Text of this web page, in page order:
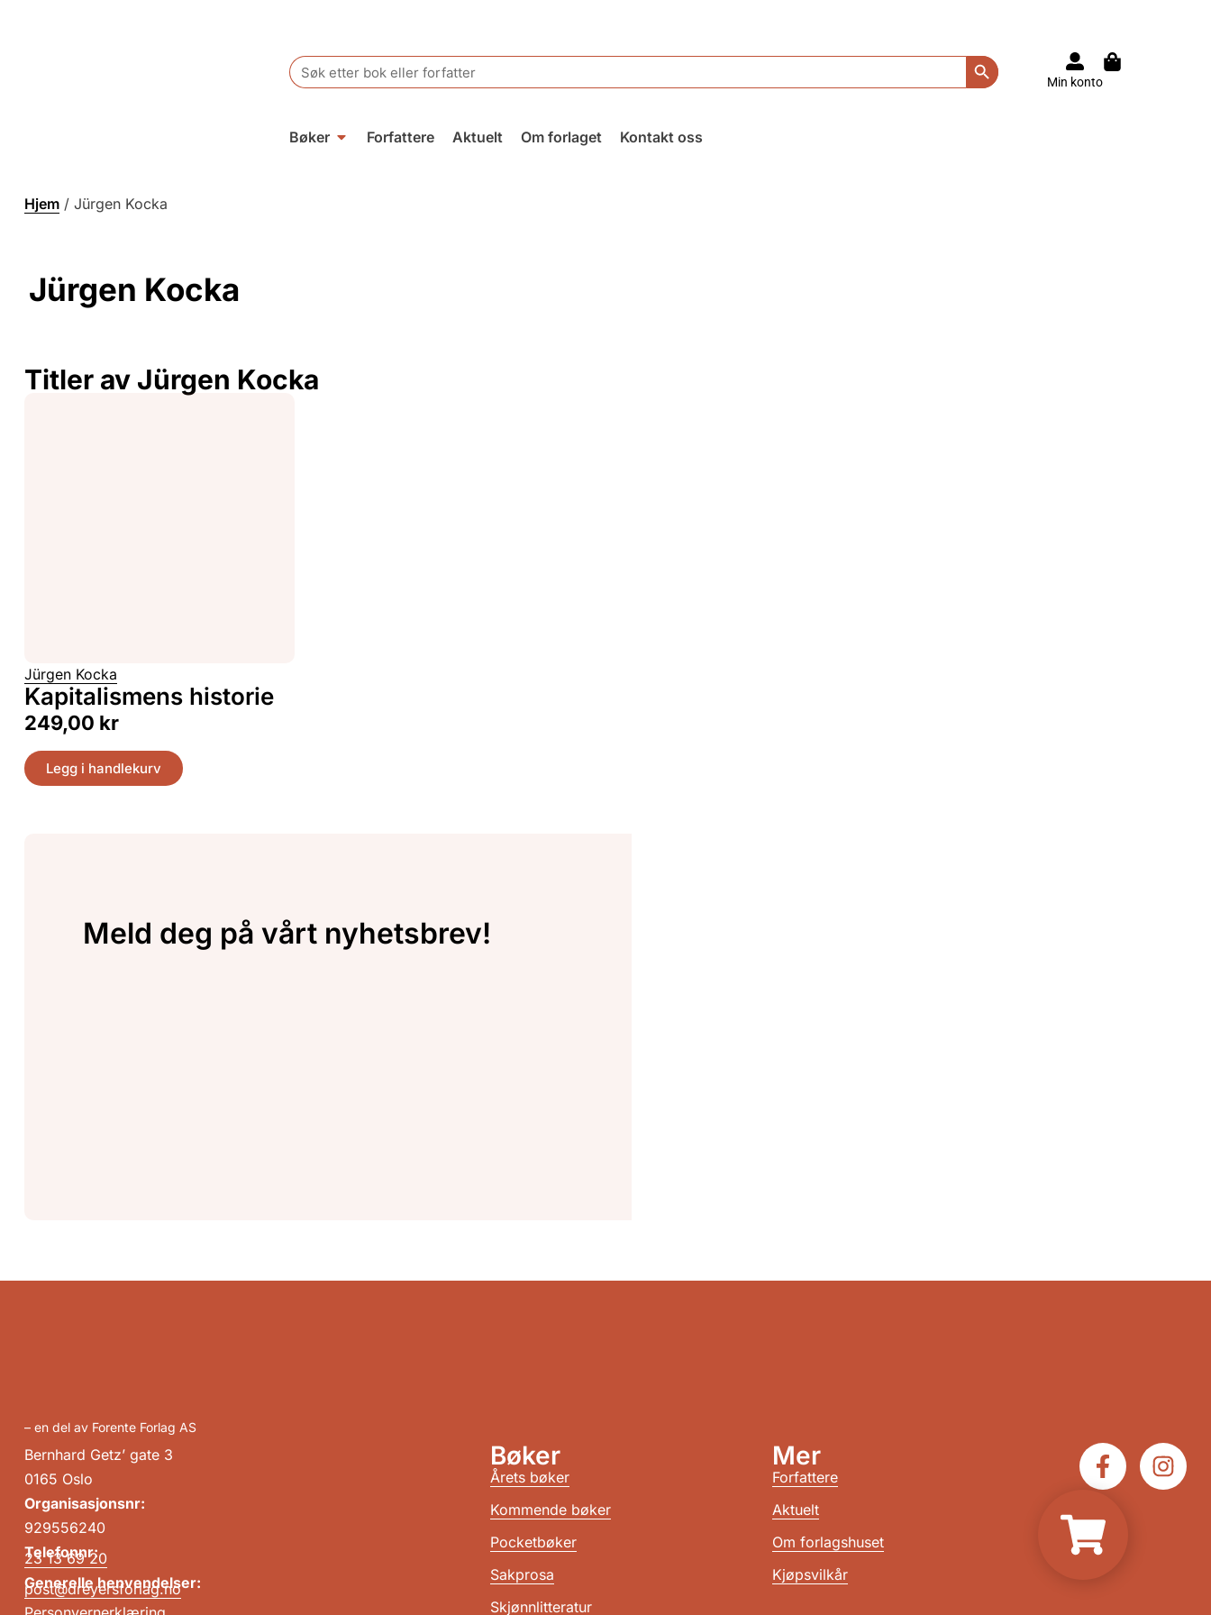
Search
for:
Search Button
Min konto
Bøker Forfattere Aktuelt Om forlaget Kontakt oss
Hjem / Jürgen Kocka
Jürgen Kocka
Titler av Jürgen Kocka
Jürgen Kocka
Kapitalismens historie
249,00 kr
Legg i handlekurv
Meld deg på vårt nyhetsbrev!
– en del av Forente Forlag AS
Bernhard Getz’ gate 3
0165 Oslo
Organisasjonsnr:
929556240
Telefonnr:
23 13 69 20
Generelle henvendelser:
post@dreyersforlag.no
Bøker
Årets bøker
Kommende bøker
Pocketbøker
Sakprosa
Skjønnlitteratur
Mer
Forfattere
Aktuelt
Om forlagshuset
Kjøpsvilkår